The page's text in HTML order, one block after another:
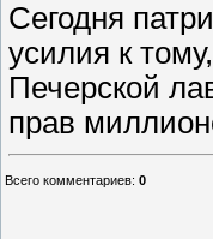
Сегодня
усилия к
Печерской
прав
Всего комментариев: 0